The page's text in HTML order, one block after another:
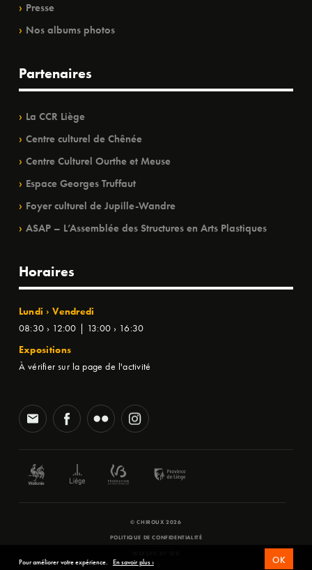
Presse
Nos albums photos
Partenaires
La CCR Liège
Centre culturel de Chênée
Centre Culturel Ourthe et Meuse
Espace Georges Truffaut
Foyer culturel de Jupille-Wandre
ASAP – L’Assemblée des Structures en Arts Plastiques
Horaires
Lundi › Vendredi
08:30 › 12:00 | 13:00 › 16:30
Expositions
À vérifier sur la page de l'activité
© CHIROUX 2026
POLITIQUE DE CONFIDENTIALITÉ
Pour améliorer votre expérience. En savoir plus › OK